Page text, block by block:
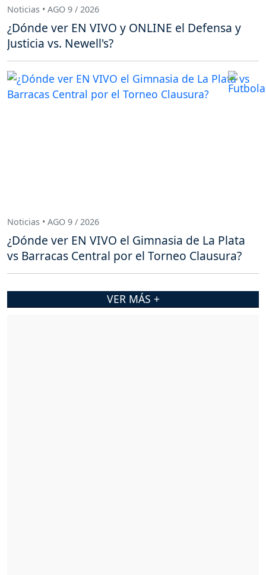
Noticias • AGO 9 / 2026
¿Dónde ver EN VIVO y ONLINE el Defensa y
Justicia vs. Newell's?
Noticias • AGO 9 / 2026
¿Dónde ver EN VIVO el Gimnasia de La Plata
vs Barracas Central por el Torneo Clausura?
VER MÁS +